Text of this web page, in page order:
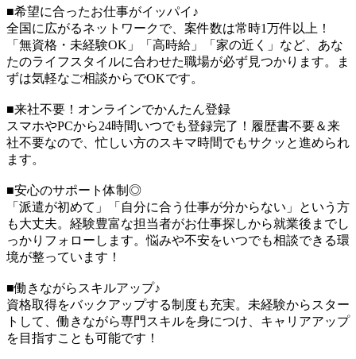
■希望に合ったお仕事がイッパイ♪
全国に広がるネットワークで、案件数は常時1万件以上！
「無資格・未経験OK」「高時給」「家の近く」など、あな
たのライフスタイルに合わせた職場が必ず見つかります。ま
ずは気軽なご相談からでOKです。
■来社不要！オンラインでかんたん登録
スマホやPCから24時間いつでも登録完了！履歴書不要＆来
社不要なので、忙しい方のスキマ時間でもサクッと進められ
ます。
■安心のサポート体制◎
「派遣が初めて」「自分に合う仕事が分からない」という方
も大丈夫。経験豊富な担当者がお仕事探しから就業後までし
っかりフォローします。悩みや不安をいつでも相談できる環
境が整っています！
■働きながらスキルアップ♪
資格取得をバックアップする制度も充実。未経験からスター
トして、働きながら専門スキルを身につけ、キャリアアップ
を目指すことも可能です！